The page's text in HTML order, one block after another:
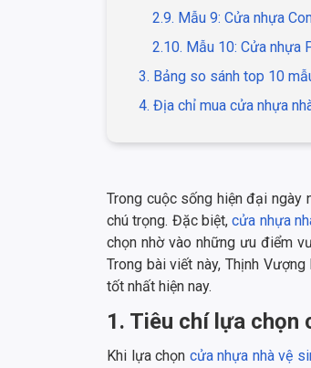
2.9. Mẫu 9: Cửa nhựa
2.10. Mẫu 10: Cửa nhựa
3. Bảng so sánh top 10
4. Địa chỉ mua cửa nhựa
Trong cuộc sống hiện đại ngày
chú trọng. Đặc biệt,cửa nhựa
chọn nhờ vào những ưu điểm
Trong bài viết này, Thịnh
tốt nhất hiện nay.
1. Tiêu chí lựa chọn
Khi lựa chọn cửa nhựa nhà vệ